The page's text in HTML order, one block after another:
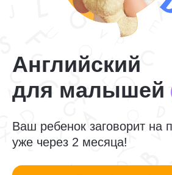
Английский
для малышей
Ваш ребенок заговорит на
уже через 2 месяца!